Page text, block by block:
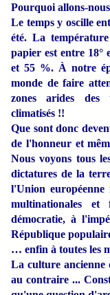
Pourquoi allons-
Le temps y oscille
été. La
papier est entre 18°
et 55 %. À notre
monde de faire
zones arides des
climatisés !!
Que sont donc
de l'honneur et
Nous voyons tous
dictatures de la
l'Union européenne
multinationales
démocratie, à
République
… enfin à toutes les
La culture ancienne
au contraire ...